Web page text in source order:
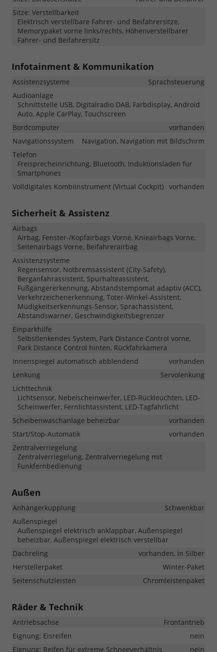
Sitze: Verstellbarkeit
Elektrisch verstellbare Fahrer- und Beifahrersitze,
Memorypaket vorne links/rechts, Höhenverstellbarer
Fahrer- und Beifahrersitz
Infotainment & Kommunikation
Assistenzsysteme
Sprachsteuerung
Audioanlage
Schnittstelle USB, Digitalradio DAB, Farbdisplay, Android
Auto, Apple CarPlay, Touchscreen
Bordcomputer
vorhanden
Navigationssystem
Navigation, Navigation mit Bildschirm
Telefon
Freisprecheinrichtung, Bluetooth, Induktionsladen für
Smartphones
Volldigitales Kombiinstrument (Virtual Cockpit) vorhanden
Sicherheit & Assistenz
Airbags
Airbag, Fenster-/Kopfairbags Vorne, Knieairbags Vorne,
Seitenairbags Vorne, Beifahrerairbag
Assistenzsysteme
Regensensor, Notbremsassistent (City-Safety),
Berganfahrassistent, Spurhalteassistent,
Fußgängererkennung, Abstandstempomat adaptiv (ACC),
Verkehrzeichenerkennung, Toter-Winkel-Assistent,
Müdigkeitserkennungs-Sensor, Sprachassistent,
Abstandswarner, Geschwindigkeitsbegrenzer
Einparkhilfe
Selbstlenkendes System, Park Distance Control vorne,
Park Distance Control hinten, Rückfahrkamera
Innenspiegel automatisch abblendend
vorhanden
Lenkung
Servolenkung
Lichttechnik
Lichtsensor, Nebelscheinwerfer, LED-Rückleuchten, LED-
Scheinwerfer, Fernlichtassistent, LED-Tagfahrlicht
Scheibenwaschanlage beheizbar
vorhanden
Start/Stop-Automatik
vorhanden
Zentralverriegelung
Zentralverriegelung, Zentralverriegelung mit
Funkfernbedienung
Außen
Anhängerkupplung
Schwenkbar
Außenspiegel
Außenspiegel elektrisch anklappbar, Außenspiegel
beheizbar, Außenspiegel elektrisch verstellbar
Dachreling
vorhanden, in Silber
Herstellerpaket
Winter-Paket
Seitenschutzleisten
Chromleistenpaket
Räder & Technik
Antriebsachse
Frontantrieb
Eignung: Eisreifen
nein
Eignung: Reifen für extreme Schneeverhältnis
nein